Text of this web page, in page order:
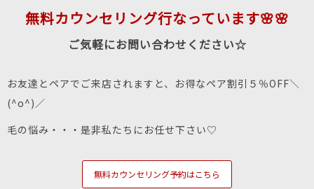
無料カウンセリング行なっています🌸🌸
ご気軽にお問い合わせください☆
お友達とペアでご来店されますと、お得なペア割引５％OFF＼
(^o^)／
毛の悩み・・・是非私たちにお任せ下さい♡
無料カウンセリング予約はこちら